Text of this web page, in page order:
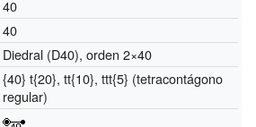
40
40
Diedral (D40), orden 2×40
{40} t{20}, tt{10}, ttt{5} (tetracontágono
regular)